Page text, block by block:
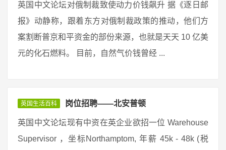
英国中文论坛对俄制裁致使动力价钱飙升 据《逐日邮
报》动静称，跟着东方对俄制裁政策的推动，他们方
案割断普京和平资金的部份来源，也就是天天 10 亿美
元的化石燃料。 目前，自然气价钱曾经 ...
英国生活百科 岗位招聘——北安普顿
英国中文论坛现有中资在英企业欲招一位 Warehouse
Supervisor ，坐标Northamptom, 年薪 45k - 48k (税